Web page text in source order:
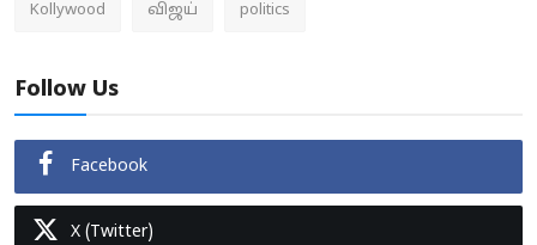
Kollywood விஜய் politics
Follow Us
Facebook
X (Twitter)